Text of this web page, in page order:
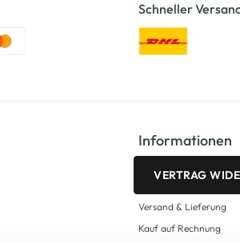
Schneller
Informationen
VERTRAG
Versand & Lieferung
Kauf auf Rechnung